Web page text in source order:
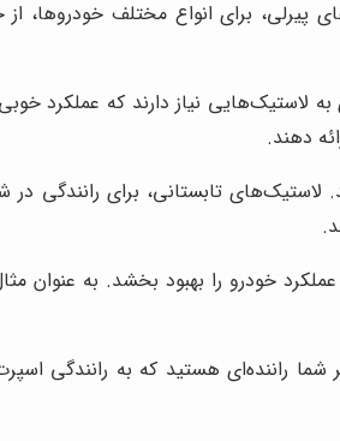
نیاز دارند که عملکرد
دهند.
تابستانی، برای رانندگی
خودرو را بهبود بخشد. به عنوان
راننده‌ای هستید که به رانندگی